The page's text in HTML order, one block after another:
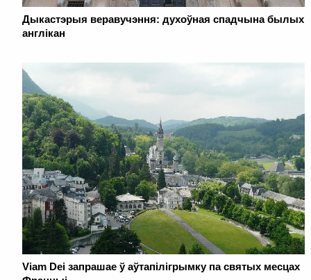
Дыкастэрыя веравучэння: духоўная спадчына былых
англікан
Viam Dei запрашае ў аўтапілігрымку па святых месцах